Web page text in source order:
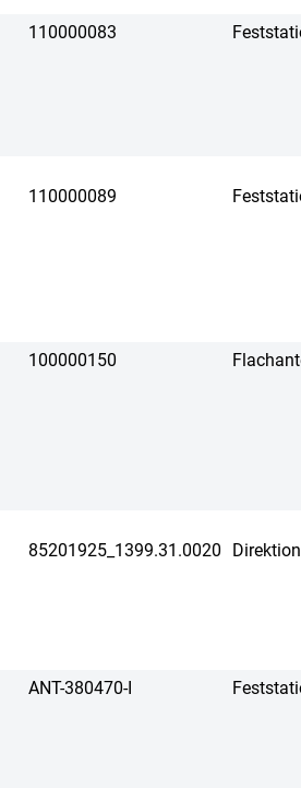
110000083
110000089
100000150
85201925_1399.31.0020
ANT-380470-I